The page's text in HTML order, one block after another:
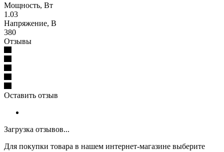
Мощность, Вт
1.03
Напряжение, В
380
Отзывы
Оставить отзыв
Загрузка отзывов...
Для покупки товара в нашем интернет-магазине выберите